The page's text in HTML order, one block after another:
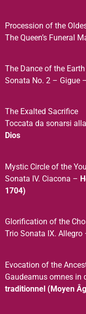
Procession of the
The Queen’s Funeral
The Dance of the Earth
Sonata No. 2 – Gigue –
The Exalted Sacrifice
Toccata da sonarsi
Dios
Mystic Circle of the
Sonata IV. Ciacona –
1704)
Glorification of the
Trio Sonata IX. Allegro
Evocation of the
Gaudeamus omnes in
traditionnel (Moyen